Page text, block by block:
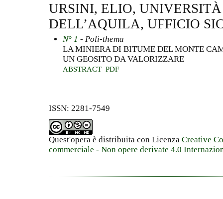
URSINI, ELIO,
DELL’AQUILA, UFFICIO
N° 1 - Poli-thema
LA MINIERA DI BITUME DEL MONTE
UN GEOSITO DA VALORIZZARE
ABSTRACT PDF
ISSN: 2281-7549
Quest'opera è distribuita con Licenza Creative
commerciale - Non opere derivate 4.0